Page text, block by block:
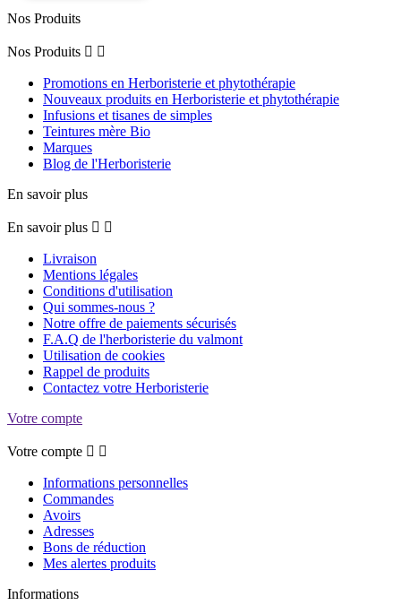
Nos Produits
Nos Produits  
Promotions en Herboristerie et phytothérapie
Nouveaux produits en Herboristerie et phytothérapie
Infusions et tisanes de simples
Teintures mère Bio
Marques
Blog de l'Herboristerie
En savoir plus
En savoir plus  
Livraison
Mentions légales
Conditions d'utilisation
Qui sommes-nous ?
Notre offre de paiements sécurisés
F.A.Q de l'herboristerie du valmont
Utilisation de cookies
Rappel de produits
Contactez votre Herboristerie
Votre compte
Votre compte  
Informations personnelles
Commandes
Avoirs
Adresses
Bons de réduction
Mes alertes produits
Informations